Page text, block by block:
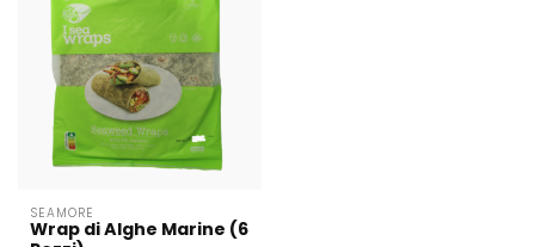
SEAMORE
Wrap di Alghe Marine (6